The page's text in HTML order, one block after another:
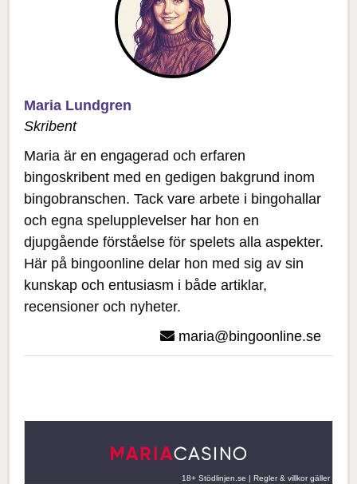
Maria Lundgren
Skribent
Maria är en engagerad och erfaren
bingoskribent med en gedigen bakgrund inom
bingobranschen. Tack vare arbete i bingohallar
och egna spelupplevelser har hon en
djupgående förståelse för spelets alla aspekter.
Här på bingoonline delar hon med sig av sin
kunskap och entusiasm i både artiklar,
recensioner och nyheter.
maria@bingoonline.se
18+ Stödlinjen.se | Regler & villkor gäller